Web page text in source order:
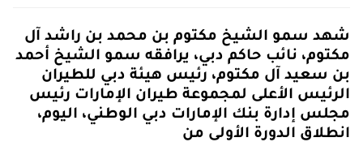
شهد سمو الشيخ مكتوم بن محمد بن راشد آل
مكتوم، نائب حاكم دبي، يرافقه سمو الشيخ أحمد
بن سعيد آل مكتوم، رئيس هيئة دبي للطيران
الرئيس الأعلى لمجموعة طيران الإمارات رئيس
مجلس إدارة بنك الإمارات دبي الوطني، اليوم،
انطلاق الدورة الأولى من